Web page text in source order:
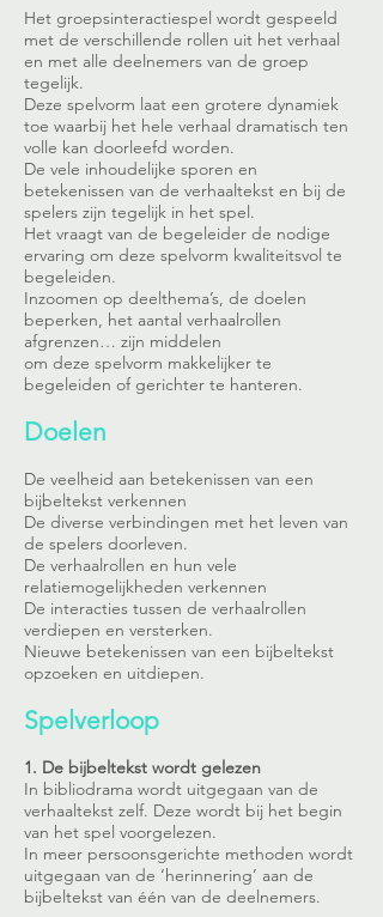
Het groepsinteractiespel wordt gespeeld
met de verschillende rollen uit het verhaal
en met alle deelnemers van de groep
tegelijk.
Deze spelvorm laat een grotere dynamiek
toe waarbij het hele verhaal dramatisch ten
volle kan doorleefd worden.
De vele inhoudelijke sporen en
betekenissen van de verhaaltekst en bij de
spelers zijn tegelijk in het spel.
Het vraagt van de begeleider de nodige
ervaring om deze spelvorm kwaliteitsvol te
begeleiden.
Inzoomen op deelthema’s, de doelen
beperken, het aantal verhaalrollen
afgrenzen… zijn middelen
om deze spelvorm makkelijker te
begeleiden of gerichter te hanteren.
Doelen
De veelheid aan betekenissen van een
bijbeltekst verkennen
De diverse verbindingen met het leven van
de spelers doorleven.
De verhaalrollen en hun vele
relatiemogelijkheden verkennen
De interacties tussen de verhaalrollen
verdiepen en versterken.
Nieuwe betekenissen van een bijbeltekst
opzoeken en uitdiepen.
Spelverloop
1. De bijbeltekst wordt gelezen
In bibliodrama wordt uitgegaan van de
verhaaltekst zelf. Deze wordt bij het begin
van het spel voorgelezen.
In meer persoonsgerichte methoden wordt
uitgegaan van de ‘herinnering’ aan de
bijbeltekst van één van de deelnemers.